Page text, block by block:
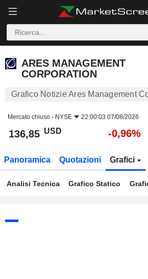
ARES MANAGEMENT
CORPORATION
Grafico Notizie Ares Management
Mercato chiuso - NYSE 22:00:03 07/08/2026
136,85 USD -0,96%
Panoramica Quotazioni Grafici
Analisi Tecnica Grafico Statico